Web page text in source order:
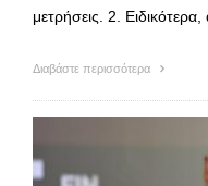
μετρήσεις. 2.
Διαβάστε περισσότερα